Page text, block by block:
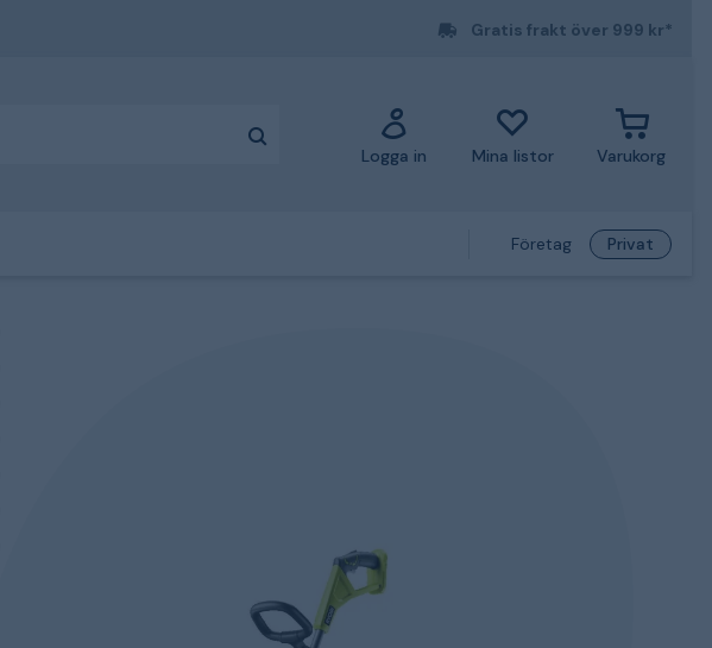
Gratis frakt över 999 kr*
Logga in Mina listor Varukorg
Företag Privat